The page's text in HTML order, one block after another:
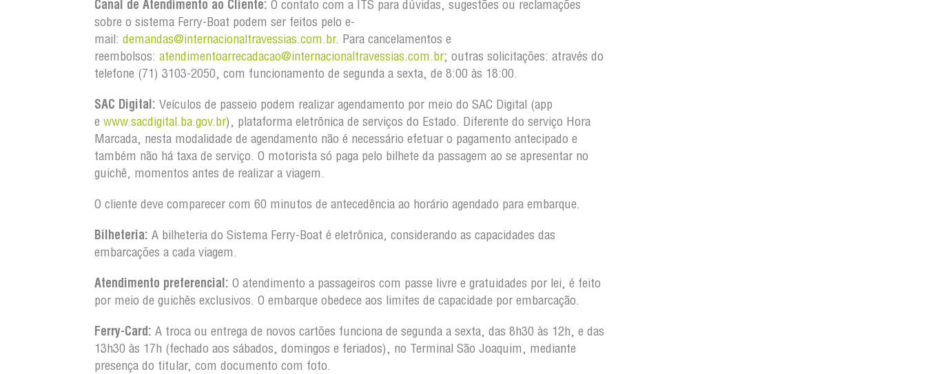
Canal de Atendimento ao Cliente: O contato com a ITS para dúvidas, sugestões ou reclamações
sobre o sistema Ferry-Boat podem ser feitos pelo e-
mail: demandas@internacionaltravessias.com.br. Para cancelamentos e
reembolsos: atendimentoarrecadacao@internacionaltravessias.com.br; outras solicitações: através do
telefone (71) 3103-2050, com funcionamento de segunda a sexta, de 8:00 às 18:00.
SAC Digital: Veículos de passeio podem realizar agendamento por meio do SAC Digital (app
e www.sacdigital.ba.gov.br), plataforma eletrônica de serviços do Estado. Diferente do serviço Hora
Marcada, nesta modalidade de agendamento não é necessário efetuar o pagamento antecipado e
também não há taxa de serviço. O motorista só paga pelo bilhete da passagem ao se apresentar no
guichê, momentos antes de realizar a viagem.
O cliente deve comparecer com 60 minutos de antecedência ao horário agendado para embarque.
Bilheteria: A bilheteria do Sistema Ferry-Boat é eletrônica, considerando as capacidades das
embarcações a cada viagem.
Atendimento preferencial: O atendimento a passageiros com passe livre e gratuidades por lei, é feito
por meio de guichês exclusivos. O embarque obedece aos limites de capacidade por embarcação.
Ferry-Card: A troca ou entrega de novos cartões funciona de segunda a sexta, das 8h30 às 12h, e das
13h30 às 17h (fechado aos sábados, domingos e feriados), no Terminal São Joaquim, mediante
presença do titular, com documento com foto.